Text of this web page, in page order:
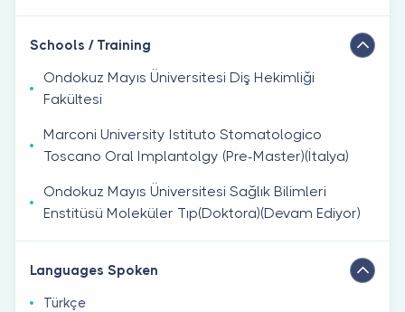
Schools / Training
Ondokuz Mayıs Üniversitesi Diş Hekimliği
Fakültesi
Marconi University Istituto Stomatologico
Toscano Oral Implantolgy (Pre-Master)(İtalya)
Ondokuz Mayıs Üniversitesi Sağlık Bilimleri
Enstitüsü Moleküler Tıp(Doktora)(Devam Ediyor)
Languages Spoken
Türkçe